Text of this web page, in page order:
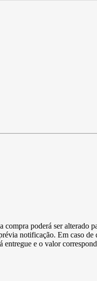
poderá ser alterado
notificação. Em caso
e o valor